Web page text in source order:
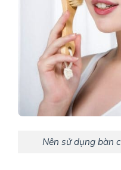
Nên sử dụng bàn